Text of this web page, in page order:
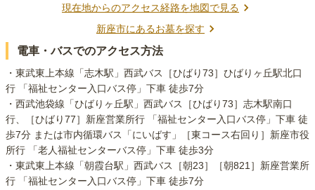
現在地からのアクセス経路を地図で見る
新座市にあるお墓を探す
電車・バスでのアクセス方法
・東武東上本線「志木駅」西武バス［ひばり73］ひばりヶ丘駅北口
行 「福祉センター入口バス停」下車 徒歩7分
・西武池袋線「ひばりヶ丘駅」西武バス［ひばり73］志木駅南口
行、［ひばり77］新座営業所行 「福祉センター入口バス停」下車 徒
歩7分 または市内循環バス「にいばす」［東コース右回り］新座市役
所行 「老人福祉センターバス停」下車 徒歩3分
・東武東上本線「朝霞台駅」西武バス［朝23］［朝821］新座営業所
行 「福祉センター入口バス停」下車 徒歩7分